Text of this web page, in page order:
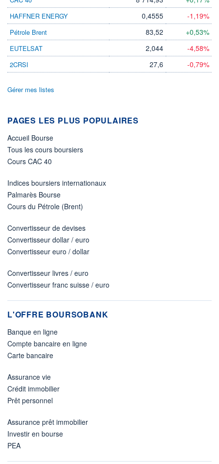
PROCHAIN
DIVIDENDE
Non éligible
Boursobank
HAFFNER ENERGY 0,4555 -1,19%
Pétrole Brent 83,52 +0,53%
EUTELSAT 2,044 -4,58%
2CRSI 27,6 -0,79%
Gérer mes listes
PAGES LES PLUS POPULAIRES
Accueil Bourse
Tous les cours boursiers
Cours CAC 40
Indices boursiers internationaux
Palmarès Bourse
Cours du Pétrole (Brent)
Convertisseur de devises
Convertisseur dollar / euro
Convertisseur euro / dollar
Convertisseur livres / euro
Convertisseur franc suisse / euro
L'OFFRE BOURSOBANK
Banque en ligne
Compte bancaire en ligne
Carte bancaire
Assurance vie
Crédit immobilier
Prêt personnel
Assurance prêt immobilier
Investir en bourse
PEA